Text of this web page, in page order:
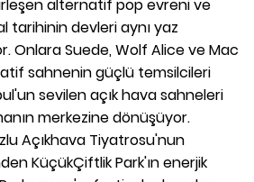
alternatif pop evreni ve
tarihinin devleri aynı yaz
Onlara Suede, Wolf Alice ve Mac
sahnenin güçlü temsilcileri
sevilen açık hava sahneleri
merkezine dönüşüyor.
Açıkhava Tiyatrosu'nun
KüçükÇiftlik Park'ın enerjik